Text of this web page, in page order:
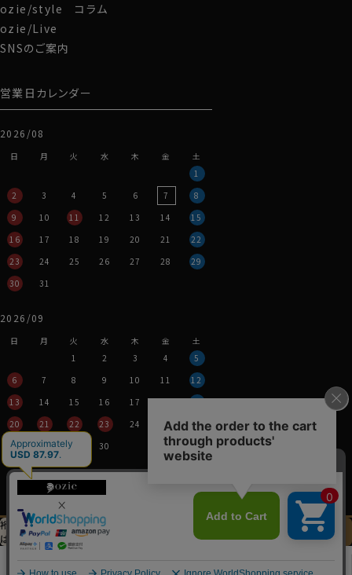
120’sのメリノウールを使って80番手双糸の生地に仕上
げています。
通気性がよく、肌触りはさらっとしています。
ドに近いです。
60701s
温かさに特化した秋冬向きウールとは一線を画し、通年
※お勧めは春秋冬の3シーズンです。
また、ウールは素肌で着用するとチクチク感を感じます
が、REDA60701sTIVE TROPICALはほぼ気にならない
レベルです。
（敏感肌の方は下着着用をお勧めします。）
・ナチュラルストレッチ
ジャージー素材のREDA
ませんが、REDA60701s
TIVE TOROPICALにも横方向
にナチュラルなストレッチ性があります。
美しいドレープが出るソフト感とナチュラルなストレッチ
性がある生地特性を考え、ozieで一番細いスリムフィッ
トで生産しました。
・高品質かつ機能的、環境にやさしい
ウールは天然繊維なので最終的に土に還ります。
生分解性があり、それでいて機能的。
REDAのニュージーランドの自社牧場で羊の健康に配慮
されたニュージーランドメリノウールを使用・進化させた
REDA 60701sTIVE。
シャツ生地と比較すると安価とは言えませんが、高品質
かつ機能的、さらにエコでサスティナブルな素材です。
裄丈加工＆イニシャル刺繍
は
先にお選びください
この商品を
カートに入れる
ozie/style コラム
ozie/Live
SNSのご案内
営業日カレンダー
2026/08
日 月 火 水 木 金
土
1
2
3 4 5 6 7
8
9
10 11 12 13 14
15
16
17 18 19 20 21
22
23
24 25 26 27 28
29
30
31
2026/09
日 月 火 水 木 金
土
1
2 3 4
5
6
7 8 9 10 11
12
13
14 15 16 17 18
19
20
21 22 23 24 25
26
27
28 29 30
営業時間：平日11時～17時
定休日：土・日・祝
その都度表示させていただきます。